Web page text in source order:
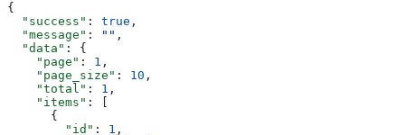
{
  "success"
: true ,
  "message"
: "" ,
  "data"
: {
    "page"
: 1 ,
    "page_size"
: 10 ,
    "total"
: 1 ,
    "items"
: [
      {
        "id"
: 1 ,